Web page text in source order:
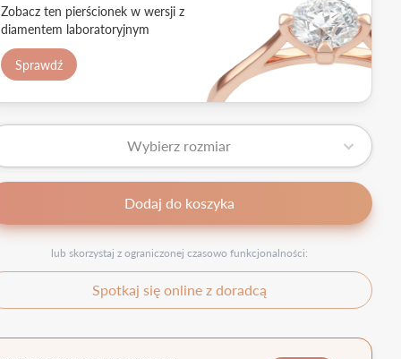
Zobacz ten pierścionek w wersji z
diamentem laboratoryjnym
Sprawdź
Wybierz rozmiar
Dodaj do koszyka
lub skorzystaj z ograniczonej czasowo funkcjonalności:
Spotkaj się online z doradcą